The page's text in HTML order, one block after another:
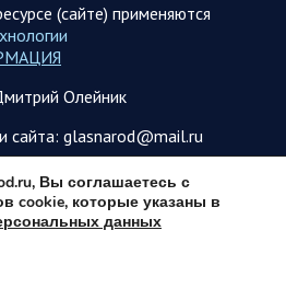
2026 года от Двух майоров
перекрыто движение по
изменена работы общественного
с кналов противника, его…
область
на утро 6 августа
(сайте) применяются
Олейник
сайта: glasnarod@mail.ru
Вы соглашаетесь с
cookie, которые указаны в
данных